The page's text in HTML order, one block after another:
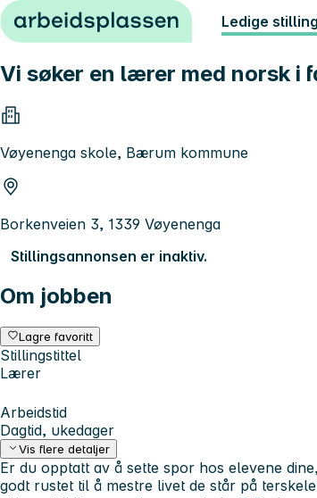
Hopp til innhold Ledige
Vi søker en lærer med norsk i
Vøyenenga skole, Bærum kommune
Borkenveien 3, 1339 Vøyenenga
Stillingsannonsen er inaktiv.
Om jobben
Lagre favoritt
Stillingstittel
Lærer
Arbeidstid
Dagtid, ukedager
Vis flere detaljer
Er du opptatt av å sette spor hos elevene
godt rustet til å mestre livet de står på